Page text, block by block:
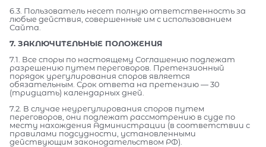
6.3. Пользователь несет полную ответственность за
любые действия, совершенные им с использованием
Сайта.
7. ЗАКЛЮЧИТЕЛЬНЫЕ ПОЛОЖЕНИЯ
7.1. Все споры по настоящему Соглашению подлежат
разрешению путем переговоров. Претензионный
порядок урегулирования споров является
обязательным. Срок ответа на претензию — 30
(тридцать) календарных дней.
7.2. В случае неурегулирования споров путем
переговоров, они подлежат рассмотрению в суде по
месту нахождения Администрации (в соответствии с
правилами подсудности, установленными
действующим законодательством РФ).